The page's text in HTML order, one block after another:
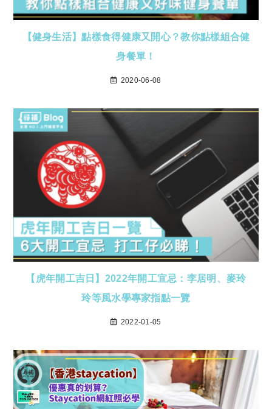
【健身生活】點樣食得健康又開心？教你點樣組合健
身餐單！
2020-06-08
【虎年開工吉日】2022年開工宜忌：李居明、麥玲
玲等風水學專家指點一覽
2022-01-05